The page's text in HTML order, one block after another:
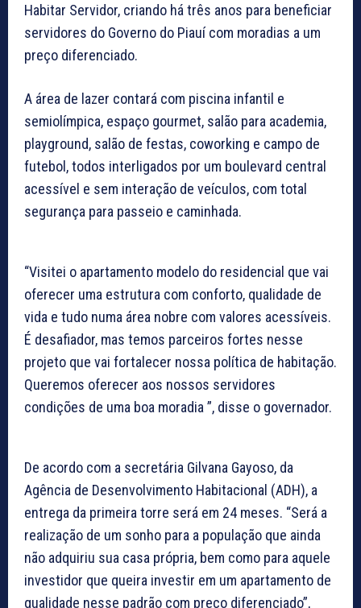
Habitar Servidor, criando há três anos para beneficiar
servidores do Governo do Piauí com moradias a um
preço diferenciado.
A área de lazer contará com piscina infantil e
semiolímpica, espaço gourmet, salão para academia,
playground, salão de festas, coworking e campo de
futebol, todos interligados por um boulevard central
acessível e sem interação de veículos, com total
segurança para passeio e caminhada.
“Visitei o apartamento modelo do residencial que vai
oferecer uma estrutura com conforto, qualidade de
vida e tudo numa área nobre com valores acessíveis.
É desafiador, mas temos parceiros fortes nesse
projeto que vai fortalecer nossa política de habitação.
Queremos oferecer aos nossos servidores
condições de uma boa moradia ”, disse o governador.
De acordo com a secretária Gilvana Gayoso, da
Agência de Desenvolvimento Habitacional (ADH), a
entrega da primeira torre será em 24 meses. “Será a
realização de um sonho para a população que ainda
não adquiriu sua casa própria, bem como para aquele
investidor que queira investir em um apartamento de
qualidade nesse padrão com preço diferenciado”,